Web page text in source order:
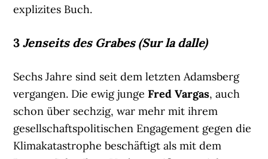
explizites Buch.
3Jenseits des Grabes (Sur la dalle)
Sechs Jahre sind seit dem letzten Adamsberg
vergangen. Die ewig jungeFred Vargas, auch
schon über sechzig, war mehr mit ihrem
gesellschaftspolitischen Engagement gegen die
Klimakatastrophe beschäftigt als mit dem